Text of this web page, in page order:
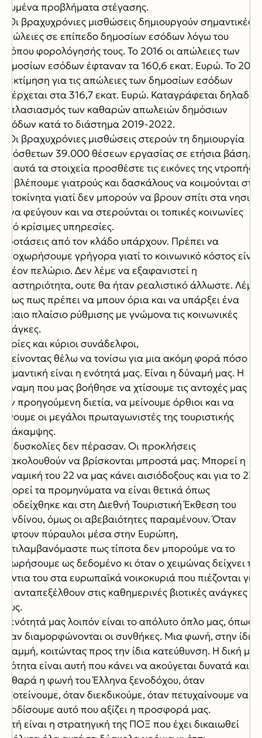
οξυμένα προβλήματα στέγασης.
• Οι βραχυχρόνιες μισθώσεις δημιουργούν σημαντικές
απώλειες σε επίπεδο δημοσίων εσόδων λόγω του
τρόπου φορολόγησής τους. Το 2016 οι απώλειες των
δημοσίων εσόδων έφταναν τα 160,6 εκατ. Ευρώ. Το 2022
η εκτίμηση για τις απώλειες των δημοσίων εσόδων
ανέρχεται στα 316,7 εκατ. Ευρώ. Καταγράφεται δηλαδή
διπλασιασμός των καθαρών απωλειών δημόσιων
εσόδων κατά το διάστημα 2019-2022.
• Οι βραχυχρόνιες μισθώσεις στερούν τη δημιουργία
πρόσθετων 39.000 θέσεων εργασίας σε ετήσια βάση.
Σε αυτά τα στοιχεία προσθέστε τις εικόνες της ντροπής
να βλέπουμε γιατρούς και δασκάλους να κοιμούνται στα
αυτοκίνητα γιατί δεν μπορούν να βρουν σπίτι στα νησιά.
Ή να φεύγουν και να στερούνται οι τοπικές κοινωνίες
από κρίσιμες υπηρεσίες.
Προτάσεις από τον κλάδο υπάρχουν. Πρέπει να
προχωρήσουμε γρήγορα γιατί το κοινωνικό κόστος είναι
πλέον πελώριο. Δεν λέμε να εξαφανιστεί η
δραστηριότητα, ουτε θα ήταν ρεαλιστικό άλλωστε. Λέμε
όμως πως πρέπει να μπουν όρια και να υπάρξει ένα
δίκαιο πλαίσιο ρύθμισης με γνώμονα τις κοινωνικές
ανάγκες.
Κυρίες και κύριοι συνάδελφοι,
Κλείνοντας θέλω να τονίσω για μια ακόμη φορά πόσο
σημαντική είναι η ενότητά μας. Είναι η δύναμή μας. Η
δύναμη που μας βοήθησε να χτίσουμε τις αντοχές μας
την προηγούμενη διετία, να μείνουμε όρθιοι και να
γίνουμε οι μεγάλοι πρωταγωνιστές της τουριστικής
ανάκαμψης.
Οι δυσκολίες δεν πέρασαν. Οι προκλήσεις
εξακολουθούν να βρίσκονται μπροστά μας. Μπορεί η
δυναμική του 22 να μας κάνει αισιόδοξους και για το 23,
μπορεί τα προμηνύματα να είναι θετικά όπως
αποδείχθηκε και στη Διεθνή Τουριστική Έκθεση του
Λονδίνου, όμως οι αβεβαιότητες παραμένουν. Όταν
πέφτουν πύραυλοι μέσα στην Ευρώπη,
αντιλαμβανόμαστε πως τίποτα δεν μπορούμε να το
θεωρήσουμε ως δεδομένο κι όταν ο χειμώνας δείχνει τα
δόντια του στα ευρωπαϊκά νοικοκυριά που πιέζονται για
να ανταπεξέλθουν στις καθημερινές βιοτικές ανάγκες
τους.
Η ενότητά μας λοιπόν είναι το απόλυτο όπλο μας, όπως
κι αν διαμορφώνονται οι συνθήκες. Μια φωνή, στην ίδια
γραμμή, κοιτώντας προς την ίδια κατεύθυνση. Η δική μας
ενότητα είναι αυτή που κάνει να ακούγεται δυνατά και
καθαρά η φωνή του Έλληνα ξενοδόχου, όταν
προτείνουμε, όταν διεκδικούμε, όταν πετυχαίνουμε να
κερδίσουμε αυτό που αξίζει η προσφορά μας.
Αυτή είναι η στρατηγική της ΠΟΞ που έχει δικαιωθεί